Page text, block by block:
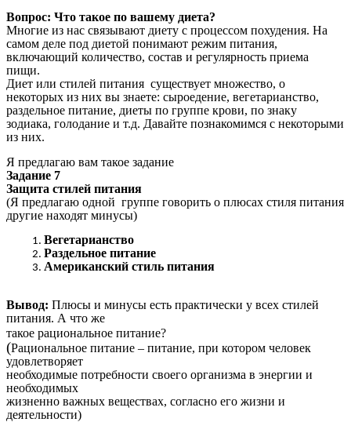
Вопрос: Что такое по вашему диета?
Многие из нас связывают диету с процессом похудения. На
самом деле под диетой понимают режим питания,
включающий количество, состав и регулярность приема
пищи.
Диет или стилей питания существует множество, о
некоторых из них вы знаете: сыроедение, вегетарианство,
раздельное питание, диеты по группе крови, по знаку
зодиака, голодание и т.д. Давайте познакомимся с некоторыми
из них.
Я предлагаю вам такое задание
Задание 7
Защита стилей питания
(Я предлагаю одной группе говорить о плюсах стиля питания
другие находят минусы)
Вегетарианство
Раздельное питание
Американский стиль питания
Вывод: Плюсы и минусы есть практически у всех стилей
питания. А что же
такое рациональное питание?
(Рациональное питание – питание, при котором человек
удовлетворяет
необходимые потребности своего организма в энергии и
необходимых
жизненно важных веществах, согласно его жизни и
деятельности)